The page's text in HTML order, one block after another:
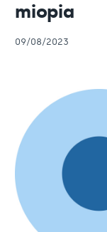
miopia
09/08/2023